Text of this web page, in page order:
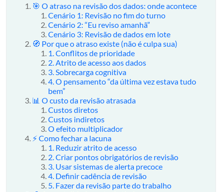
🎯 O atraso na revisão dos dados: onde acontece
Cenário 1: Revisão no fim do turno
Cenário 2: “Eu reviso amanhã”
Cenário 3: Revisão de dados em lote
🧭 Por que o atraso existe (não é culpa sua)
1. Conflitos de prioridade
2. Atrito de acesso aos dados
3. Sobrecarga cognitiva
4. O pensamento “da última vez estava tudo
bem”
📊 O custo da revisão atrasada
Custos diretos
Custos indiretos
O efeito multiplicador
⚡ Como fechar a lacuna
1. Reduzir atrito de acesso
2. Criar pontos obrigatórios de revisão
3. Usar sistemas de alerta precoce
4. Definir cadência de revisão
5. Fazer da revisão parte do trabalho